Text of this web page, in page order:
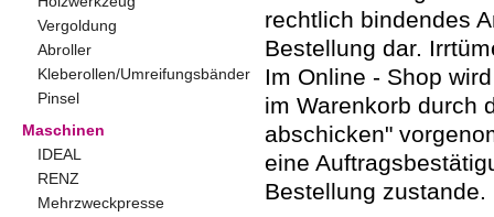
Vergoldung
Abroller
Kleberollen/Umreifungsbänder
Pinsel
Maschinen
IDEAL
RENZ
Mehrzweckpresse
rechtlich bindendes
Bestellung dar.
Im Online - Shop
im Warenkorb durch
abschicken"
eine
Bestellung zustande.